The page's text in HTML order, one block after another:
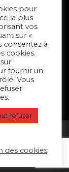
À NIORT
site
pour
la plus
vos
sur «
consentez à
cookies.
fournir un
Vous
refuser
des cookies